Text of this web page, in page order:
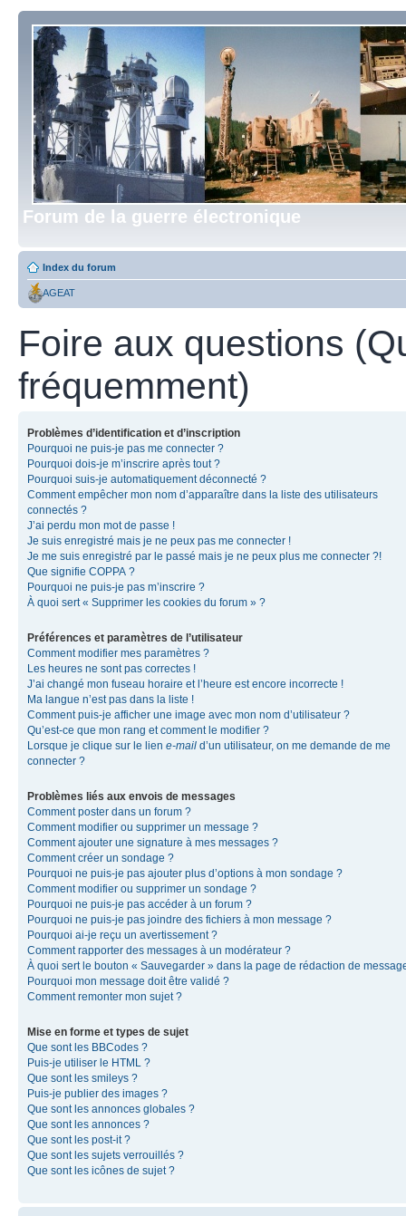
Forum de la guerre électronique
Index du forum
AGEAT
Foire aux questions
fréquemment)
Problèmes d’identification et d’inscription
Pourquoi ne puis-je pas me connecter ?
Pourquoi dois-je m’inscrire après tout ?
Pourquoi suis-je automatiquement déconnecté ?
Comment empêcher mon nom d’apparaître dans la liste des utilisateurs
connectés ?
J’ai perdu mon mot de passe !
Je suis enregistré mais je ne peux pas me connecter !
Je me suis enregistré par le passé mais je ne peux plus me connecter ?!
Que signifie COPPA ?
Pourquoi ne puis-je pas m’inscrire ?
À quoi sert « Supprimer les cookies du forum » ?
Préférences et paramètres de l’utilisateur
Comment modifier mes paramètres ?
Les heures ne sont pas correctes !
J’ai changé mon fuseau horaire et l’heure est encore incorrecte !
Ma langue n’est pas dans la liste !
Comment puis-je afficher une image avec mon nom d’utilisateur ?
Qu’est-ce que mon rang et comment le modifier ?
Lorsque je clique sur le lien e-mail d’un utilisateur, on me demande de me
connecter ?
Problèmes liés aux envois de messages
Comment poster dans un forum ?
Comment modifier ou supprimer un message ?
Comment ajouter une signature à mes messages ?
Comment créer un sondage ?
Pourquoi ne puis-je pas ajouter plus d’options à mon sondage ?
Comment modifier ou supprimer un sondage ?
Pourquoi ne puis-je pas accéder à un forum ?
Pourquoi ne puis-je pas joindre des fichiers à mon message ?
Pourquoi ai-je reçu un avertissement ?
Comment rapporter des messages à un modérateur ?
À quoi sert le bouton « Sauvegarder » dans la page de rédaction de
Pourquoi mon message doit être validé ?
Comment remonter mon sujet ?
Mise en forme et types de sujet
Que sont les BBCodes ?
Puis-je utiliser le HTML ?
Que sont les smileys ?
Puis-je publier des images ?
Que sont les annonces globales ?
Que sont les annonces ?
Que sont les post-it ?
Que sont les sujets verrouillés ?
Que sont les icônes de sujet ?